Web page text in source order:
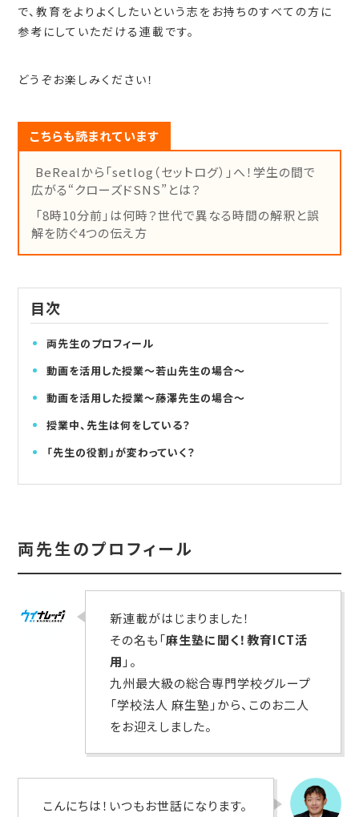
で、教育をよりよくしたいという志をお持ちのすべての方に
参考にしていただける連載です。
どうぞお楽しみください！
こちらも読まれています
BeRealから「setlog（セットログ）」へ！学生の間で
広がる“クローズドSNS”とは？
「8時10分前」は何時？世代で異なる時間の解釈と誤
解を防ぐ4つの伝え方
目次
両先生のプロフィール
動画を活用した授業～若山先生の場合～
動画を活用した授業～藤澤先生の場合～
授業中、先生は何をしている？
「先生の役割」が変わっていく？
両先生のプロフィール
新連載がはじまりました！
その名も「麻生塾に聞く！教育ICT活
用 」。
九州最大級の総合専門学校グループ
「学校法人 麻生塾」から、このお二人
をお迎えしました。
こんにちは！いつもお世話になります。